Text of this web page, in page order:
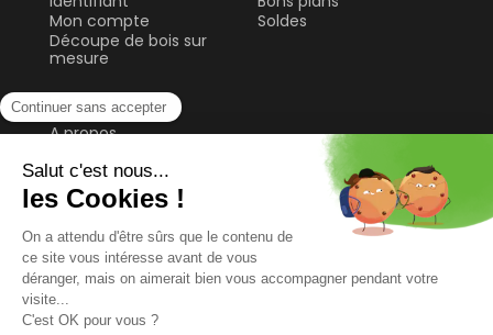
Mon compte
Découpe de bois sur
mesure
Soldes
Forestea
A propos
durablement
Guide & Conseils
Plateau de table et
bureau
Sol
Tablette et étagère
Tasseau, planche et
lame